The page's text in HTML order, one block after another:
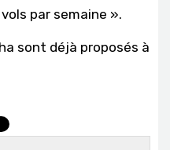
par semaine ».
sont déjà proposés à